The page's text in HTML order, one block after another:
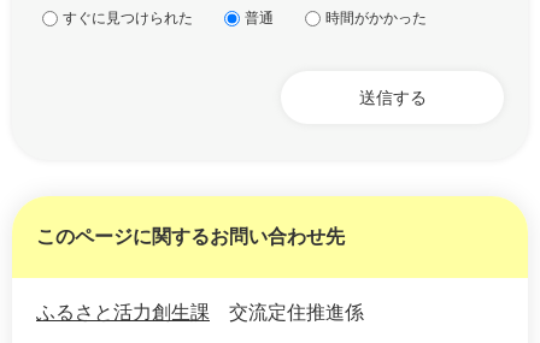
すぐに見つけられた 普通 時間がかかった
このページに関するお問い合わせ先
ふるさと活力創生課 交流定住推進係